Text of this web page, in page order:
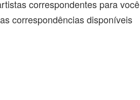
correspondentes para você
correspondências disponíveis